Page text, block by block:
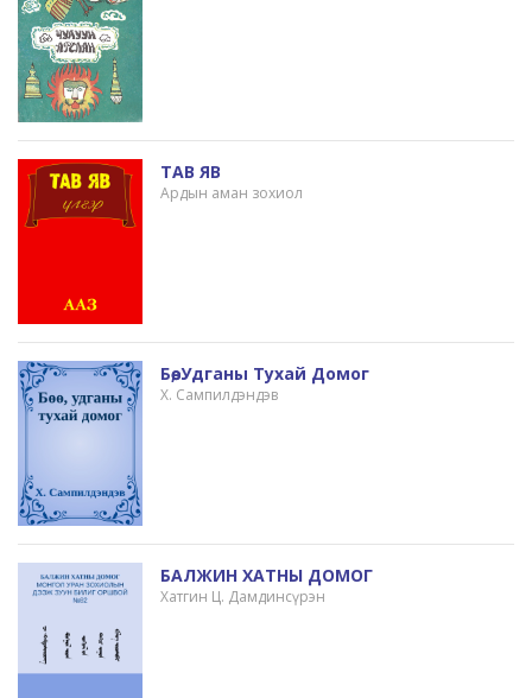
ТАВ ЯВ
Ардын аман зохиол
Бөө, Удганы Тухай Домог
Х. Сампилдэндэв
БАЛЖИН ХАТНЫ ДОМОГ
Хатгин Ц. Дамдинсүрэн